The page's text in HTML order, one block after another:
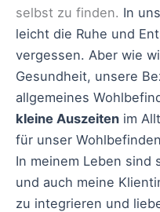
selbst zu finden. In
leicht die Ruhe und
vergessen. Aber wie
Gesundheit, unsere
allgemeines
kleine Auszeiten im
für unser
In meinem Leben sind
und auch meine
zu integrieren und